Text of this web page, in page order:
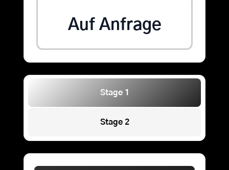
Auf Anfrage
Stage 1
Stage 2